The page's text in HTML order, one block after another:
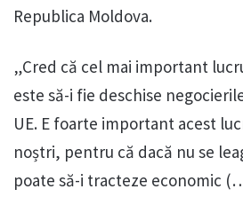
Republica Moldova.
„Cred că cel mai important
este să-i fie deschise
UE. E foarte important acest
noștri, pentru că dacă nu se
poate să-i tracteze economic